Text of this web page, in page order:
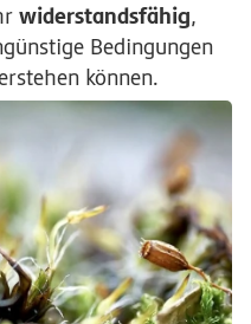
widerstandsfähig,
Bedingungen
können.